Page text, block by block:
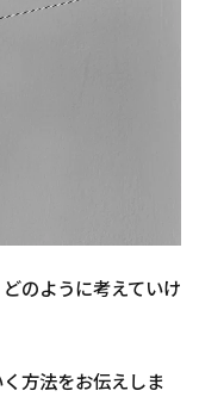
のように考えていけ
方法をお伝えしま